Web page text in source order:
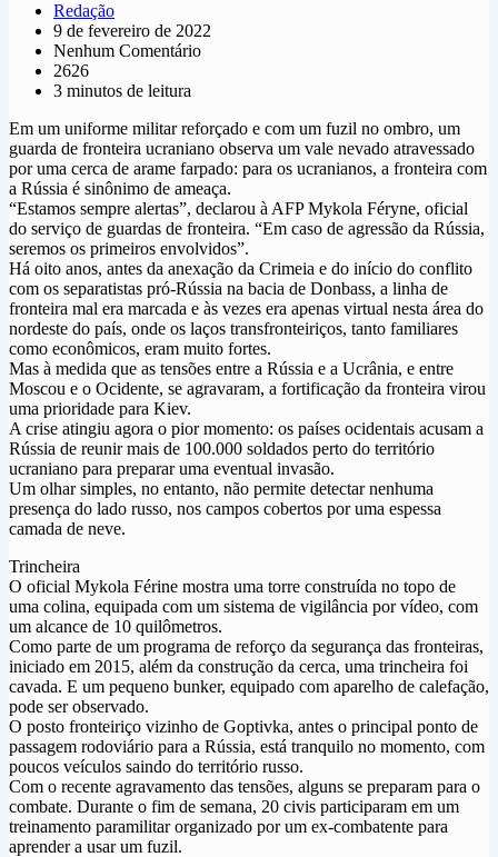
Redação
9 de fevereiro de 2022
Nenhum Comentário
2626
3 minutos de leitura
Em um uniforme militar reforçado e com um fuzil no ombro, um
guarda de fronteira ucraniano observa um vale nevado atravessado
por uma cerca de arame farpado: para os ucranianos, a fronteira com
a Rússia é sinônimo de ameaça.
“Estamos sempre alertas”, declarou à AFP Mykola Féryne, oficial
do serviço de guardas de fronteira. “Em caso de agressão da Rússia,
seremos os primeiros envolvidos”.
Há oito anos, antes da anexação da Crimeia e do início do conflito
com os separatistas pró-Rússia na bacia de Donbass, a linha de
fronteira mal era marcada e às vezes era apenas virtual nesta área do
nordeste do país, onde os laços transfronteiriços, tanto familiares
como econômicos, eram muito fortes.
Mas à medida que as tensões entre a Rússia e a Ucrânia, e entre
Moscou e o Ocidente, se agravaram, a fortificação da fronteira virou
uma prioridade para Kiev.
A crise atingiu agora o pior momento: os países ocidentais acusam a
Rússia de reunir mais de 100.000 soldados perto do território
ucraniano para preparar uma eventual invasão.
Um olhar simples, no entanto, não permite detectar nenhuma
presença do lado russo, nos campos cobertos por uma espessa
camada de neve.
Trincheira
O oficial Mykola Férine mostra uma torre construída no topo de
uma colina, equipada com um sistema de vigilância por vídeo, com
um alcance de 10 quilômetros.
Como parte de um programa de reforço da segurança das fronteiras,
iniciado em 2015, além da construção da cerca, uma trincheira foi
cavada. E um pequeno bunker, equipado com aparelho de calefação,
pode ser observado.
O posto fronteiriço vizinho de Goptivka, antes o principal ponto de
passagem rodoviário para a Rússia, está tranquilo no momento, com
poucos veículos saindo do território russo.
Com o recente agravamento das tensões, alguns se preparam para o
combate. Durante o fim de semana, 20 civis participaram em um
treinamento paramilitar organizado por um ex-combatente para
aprender a usar um fuzil.